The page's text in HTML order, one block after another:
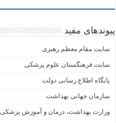
پیوندهای مفید
سایت مقام معظم رهبری
سایت فرهنگستان علوم پزشکی
پایگاه اطلاع رسانی دولت
سازمان جهانی بهداشت
وزارت بهداشت، درمان و آموزش پزشکی